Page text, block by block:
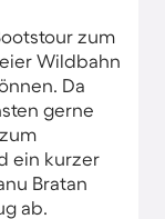
zum
Wildbahn
Da
gerne
ein kurzer
Bratan
ab.